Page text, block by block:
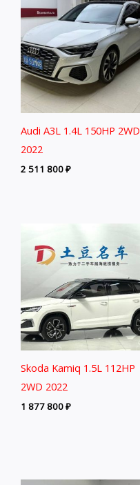
Audi A3L 1.4L 150HP 2WD
2022
2 511 800₽
Skoda Kamiq 1.5L 112HP
2WD 2022
1 877 800₽